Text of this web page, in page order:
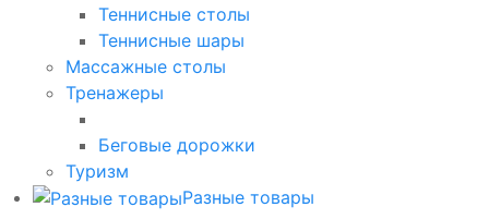
Теннисные столы
Теннисные шары
Массажные столы
Тренажеры
Беговые дорожки
Туризм
Разные товары